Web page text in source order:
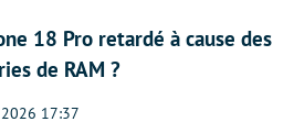
18 Pro retardé à cause des
de RAM ?
17:37